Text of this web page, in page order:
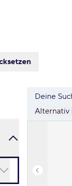
Deine
Alternativ